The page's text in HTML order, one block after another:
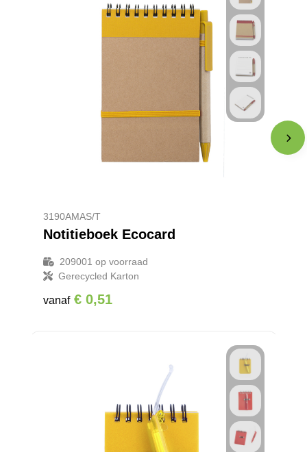
3190AMAS/T
Notitieboek Ecocard
209001 op voorraad
Gerecycled Karton
vanaf € 0,51